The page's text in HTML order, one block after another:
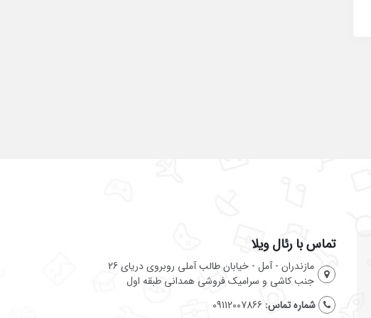
تماس با رئال ویلا
مازندران - آمل - خیابان طالب آملی روبروی دریای 26
جنب کاشی و سرامیک فروشی همدانی طبقه اول
شماره تماس: 09112007866